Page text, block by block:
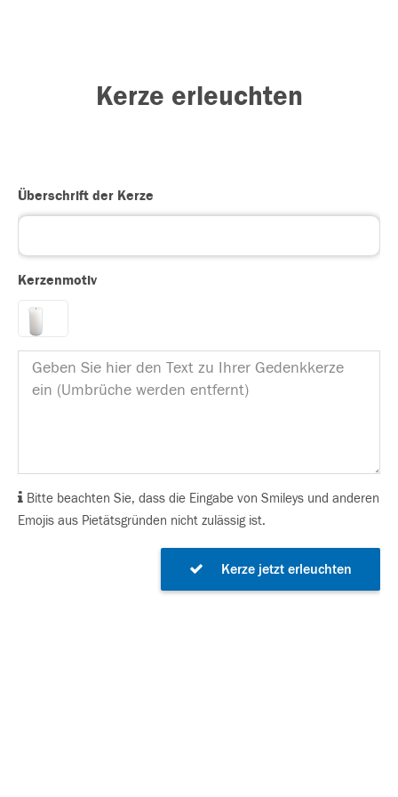
Kerze erleuchten
Überschrift der Kerze
Kerzenmotiv
Bitte beachten Sie, dass die Eingabe von Smileys und anderen
Emojis aus Pietätsgründen nicht zulässig ist.
Kerze jetzt erleuchten